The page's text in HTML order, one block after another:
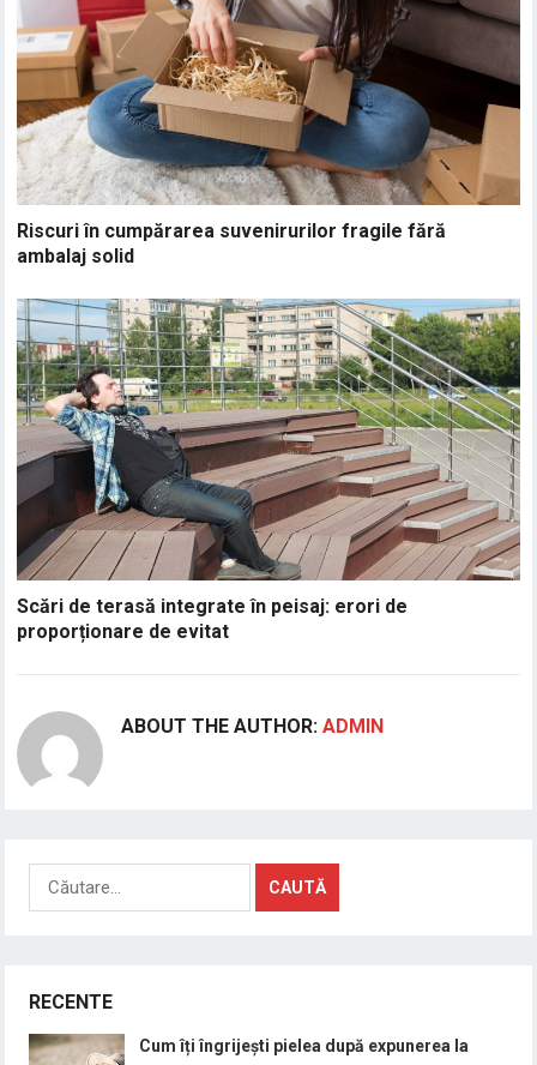
Riscuri în cumpărarea suvenirurilor fragile fără
ambalaj solid
Scări de terasă integrate în peisaj: erori de
proporționare de evitat
ABOUT THE AUTHOR:ADMIN
Caută
după:
RECENTE
Cum îți îngrijești pielea după expunerea la